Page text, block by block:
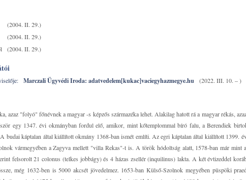
(2004. II. 29.)
(2004. II. 29.)
(2004. II. 29.)
Marczali Ügyvédi Iroda: adatvedelem[kukac]vaciegyhazmegye.hu (2022. III. 10. – )
azaz "folyó" főnévnek a magyar -s képzős származéka lehet. Alakilag hatott rá a magyar rékás,
egy 1347. évi okmányban fordul elő, amikor, mint kőtemplommal bíró falu, a Berendiek
budai káptalan által kiállított okmány 1368-ban ismét említi. Az egri káptalan által kiállított 1399.
vármegyében a Zagyva mellett "villa Rekas"-t is. A török hódoltság alatt, 1578-ban már mint
felsorolt 21 colonus (telkes jobbágy) és 4 házas zsellér (inquilinus) lakta. A két évtizeddel
még 1632-ben is 5000 akcsét jövedelmez. 1653-ban Külső-Szolnok megyében püspöki